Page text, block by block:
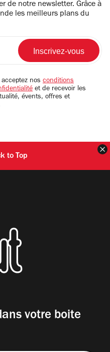
de notre newsletter. Grâce à
les meilleurs plans du
nos conditions
et de recevoir les
évents, offres et
to Top
votre boite